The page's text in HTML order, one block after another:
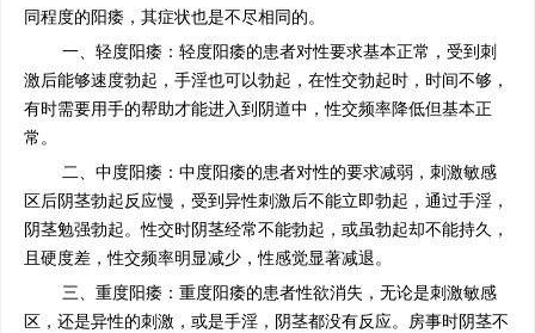
同程度的阳痿，其症状也是不尽相同的。
一、轻度阳痿：轻度阳痿的患者对性要求基本正常，受到刺
激后能够速度勃起，手淫也可以勃起，在性交勃起时，时间不够，
有时需要用手的帮助才能进入到阴道中，性交频率降低但基本正
常。
二、中度阳痿：中度阳痿的患者对性的要求减弱，刺激敏感
区后阴茎勃起反应慢，受到异性刺激后不能立即勃起，通过手淫，
阴茎勉强勃起。性交时阴茎经常不能勃起，或虽勃起却不能持久，
且硬度差，性交频率明显减少，性感觉显著减退。
三、重度阳痿：重度阳痿的患者性欲消失，无论是刺激敏感
区，还是异性的刺激，或是手淫，阴茎都没有反应。房事时阴茎不